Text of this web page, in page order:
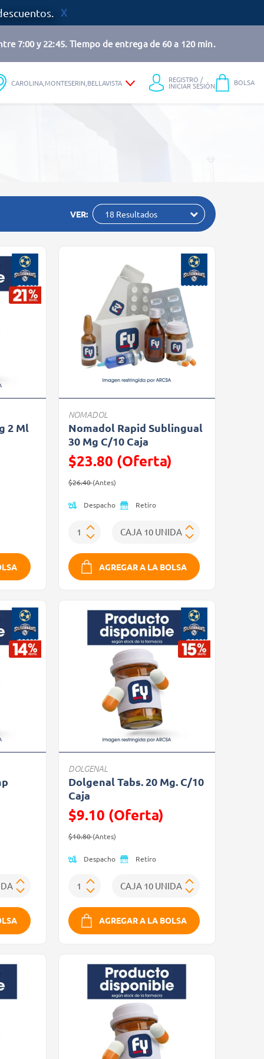
7:00 y 22:45. Tiempo de entrega de 60 a 120 min.
CAROLINA,MONTESERIN,BELLAVISTA REGISTRO /
INICIAR SESIÓN BOLSA
VER: 18 Resultados
2 Ml
NOMADOL
Nomadol Rapid Sublingual
30 Mg C/10 Caja
$23.80 (Oferta)
Precio reducido de
$26.40(Antes)(Oferta)
Despacho Retiro
AGREGAR A LA BOLSA
DOLGENAL
Dolgenal Tabs. 20 Mg. C/10
Caja
$9.10 (Oferta)
Precio reducido de
$10.80(Antes)(Oferta)
Despacho Retiro
AGREGAR A LA BOLSA